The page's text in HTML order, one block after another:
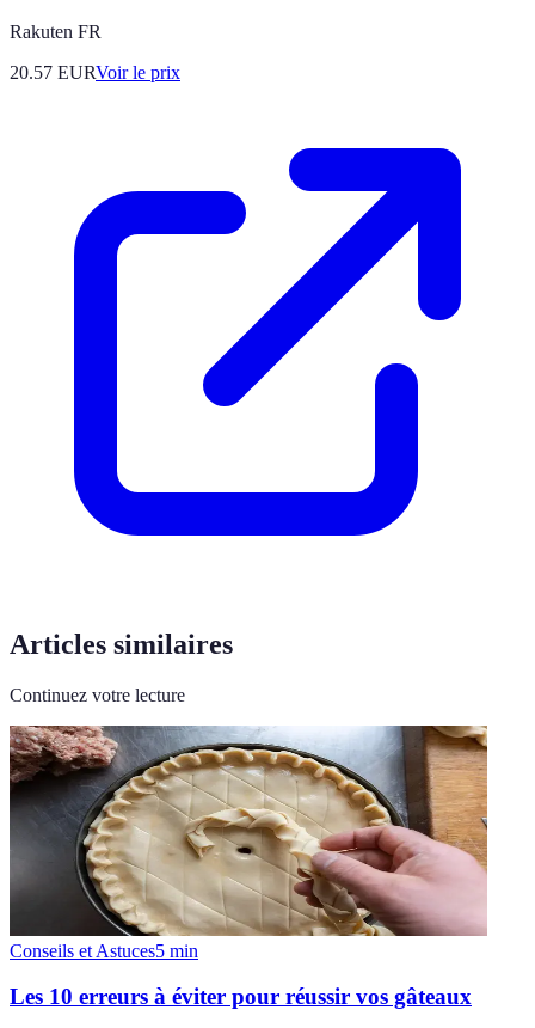
Rakuten FR
20.57 EURVoir le prix
Articles similaires
Continuez votre lecture
Conseils et Astuces5 min
Les 10 erreurs à éviter pour réussir vos gâteaux